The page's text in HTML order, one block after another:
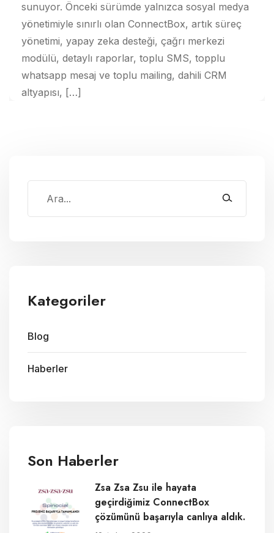
Kategoriler
Blog
Haberler
Son Haberler
Zsa Zsa Zsu ile hayata
geçirdiğimiz ConnectBox
çözümünü başarıyla canlıya aldık.
sunuyor. Önceki sürümde yalnızca sosyal medya
yönetimiyle sınırlı olan ConnectBox, artık süreç
yönetimi, yapay zeka desteği, çağrı merkezi
modülü, detaylı raporlar, toplu SMS, topplu
whatsapp mesaj ve toplu mailing, dahili CRM
altyapısı, […]